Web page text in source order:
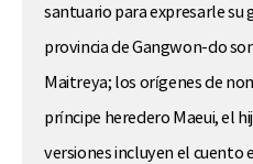
santuario para expresarle su
provincia de Gangwon-do
Maitreya; los orígenes de
príncipe heredero Maeui, el
versiones incluyen el cuento